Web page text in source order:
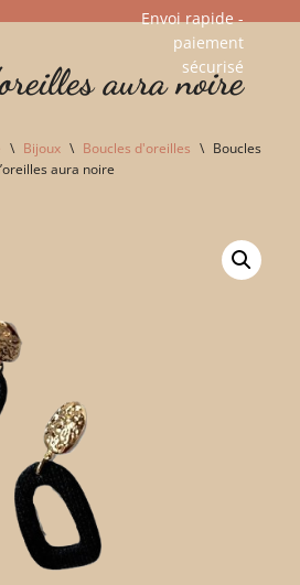
Envoi rapide -
paiement
sécurisé​
aura noire
\ Bijoux \ Boucles d'oreilles \ Boucles
aura noire